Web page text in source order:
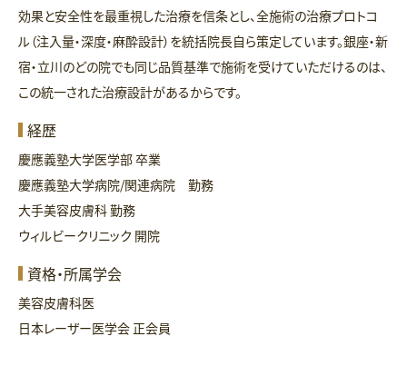
効果と安全性を最重視した治療を信条とし、全施術の治療プロトコ
ル（注入量・深度・麻酔設計）を統括院長自ら策定しています。銀座・新
宿・立川のどの院でも同じ品質基準で施術を受けていただけるのは、
この統一された治療設計があるからです。
経歴
慶應義塾大学医学部 卒業
慶應義塾大学病院/関連病院 勤務
大手美容皮膚科 勤務
ウィルビークリニック 開院
資格・所属学会
美容皮膚科医
日本レーザー医学会 正会員